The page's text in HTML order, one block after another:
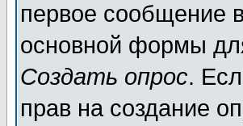
первое сообщение
основной формы
Создать опрос.
прав на создание